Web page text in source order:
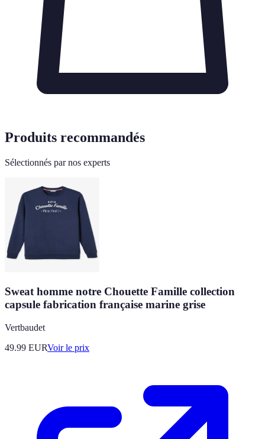
Produits recommandés
Sélectionnés par nos experts
Sweat homme notre Chouette Famille collection
capsule fabrication française marine grise
Vertbaudet
49.99 EURVoir le prix